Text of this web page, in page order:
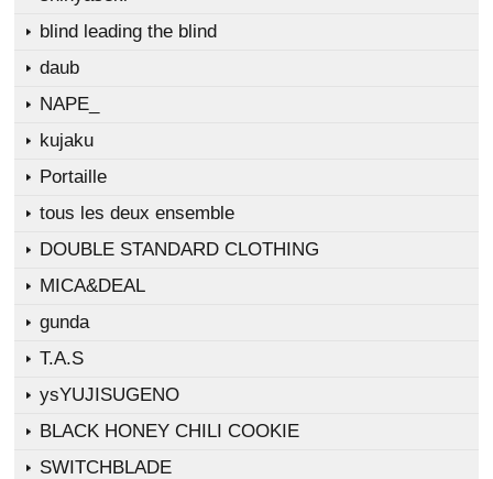
blind leading the blind
daub
NAPE_
kujaku
Portaille
tous les deux ensemble
DOUBLE STANDARD CLOTHING
MICA&DEAL
gunda
T.A.S
ysYUJISUGENO
BLACK HONEY CHILI COOKIE
SWITCHBLADE